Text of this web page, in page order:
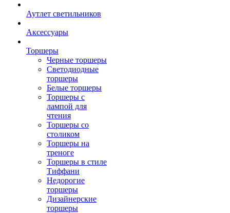
Аутлет светильников
Аксессуары
Торшеры
Черные торшеры
Светодиодные
торшеры
Белые торшеры
Торшеры с
лампой для
чтения
Торшеры со
столиком
Торшеры на
треноге
Торшеры в стиле
Тиффани
Недорогие
торшеры
Дизайнерские
торшеры